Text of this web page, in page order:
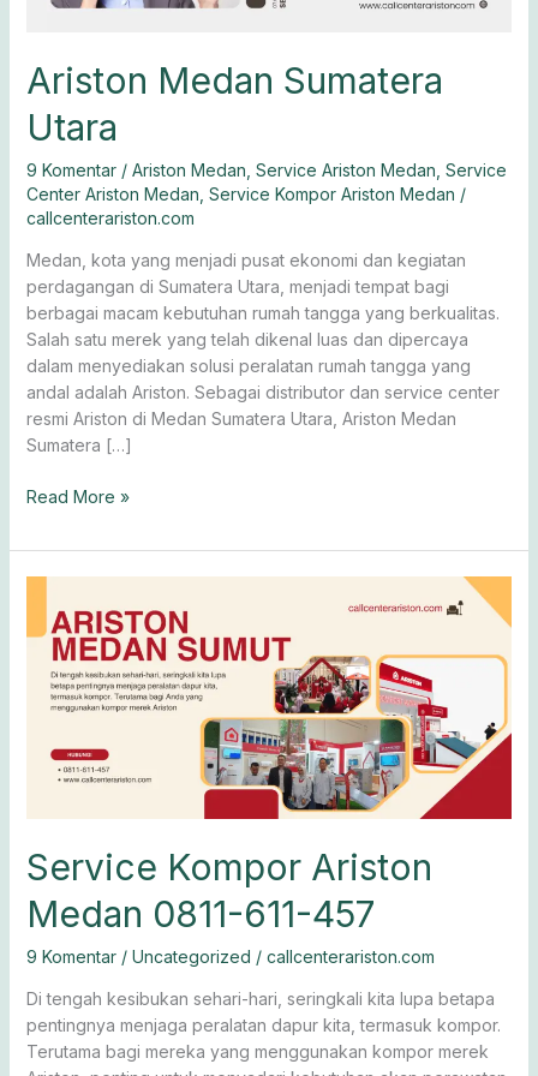
Ariston Medan Sumatera
Utara
9 Komentar / Ariston Medan, Service Ariston Medan, Service
Center Ariston Medan, Service Kompor Ariston Medan /
callcenterariston.com
Medan, kota yang menjadi pusat ekonomi dan kegiatan
perdagangan di Sumatera Utara, menjadi tempat bagi
berbagai macam kebutuhan rumah tangga yang berkualitas.
Salah satu merek yang telah dikenal luas dan dipercaya
dalam menyediakan solusi peralatan rumah tangga yang
andal adalah Ariston. Sebagai distributor dan service center
resmi Ariston di Medan Sumatera Utara, Ariston Medan
Sumatera […]
Read More »
Service Kompor Ariston
Medan 0811-611-457
9 Komentar / Uncategorized / callcenterariston.com
Di tengah kesibukan sehari-hari, seringkali kita lupa betapa
pentingnya menjaga peralatan dapur kita, termasuk kompor.
Terutama bagi mereka yang menggunakan kompor merek
Kompor
Ariston
Medan
0811-
457